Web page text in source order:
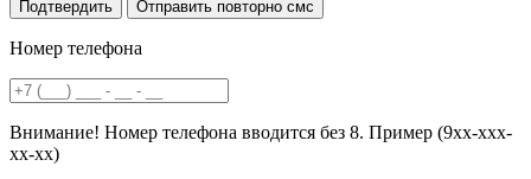
Номер телефона
Внимание! Номер телефона вводится без 8. Пример (9хх-ххх-
хх-хх)